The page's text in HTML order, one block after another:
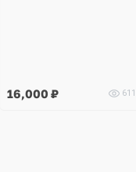
16,000 ₽ 611